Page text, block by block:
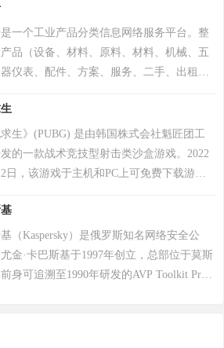
一个工业产品分类信息网络服务平台。整
品（设备、材料、原料、材料、机械、五
仪表、配件、方案、服务、二手、出租
同时设有产品排行 榜单、产品品牌、品牌
行业专区、产品品类专区等栏目，帮助中小
商通过网络营销的方式宣传企业产品或服
更多商机。
求生》(PUBG) 是由韩国株式会社魁匠团工
的一款战术竞技型射击类沙盒游戏。2022
日，该游戏于主机和PC上可免费下载游
在不断缩小的安全区域内对抗其他玩家，
存到最后 。 游戏《绝地求生》除获得G-
高奖项总统奖以及其他五项大奖，且打破了
斯纪录。 2018年8月9日，《绝地求生》官
（Kaspersky）是俄罗斯知名网络安全公
金·卡巴斯基于1997年创立，总部位于莫斯
身可追溯至1990年研发的AVP Toolkit Pro